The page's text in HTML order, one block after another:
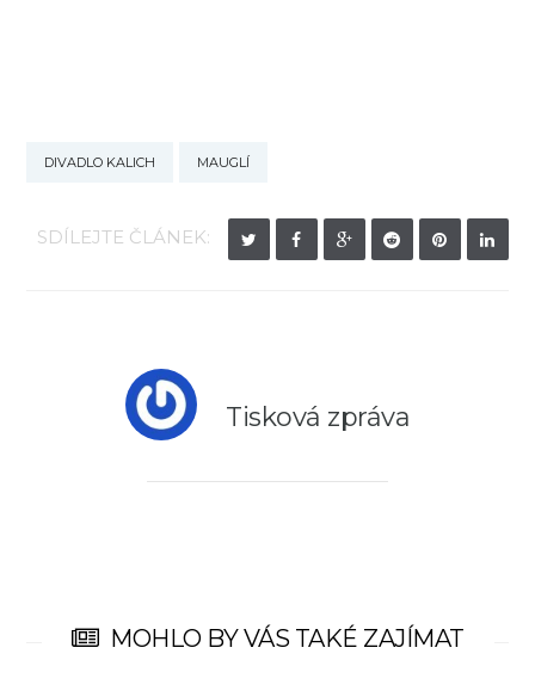
DIVADLO KALICH MAUGLÍ
SDÍLEJTE ČLÁNEK:
Tisková zpráva
MOHLO BY VÁS TAKÉ ZAJÍMAT